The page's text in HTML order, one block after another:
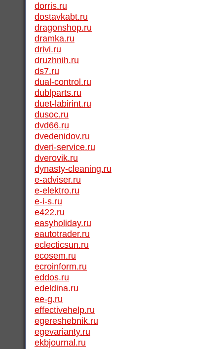
dorris.ru
dostavkabt.ru
dragonshop.ru
dramka.ru
drivi.ru
druzhnih.ru
ds7.ru
dual-control.ru
dublparts.ru
duet-labirint.ru
dusoc.ru
dvd66.ru
dvedenidov.ru
dveri-service.ru
dverovik.ru
dynasty-cleaning.ru
e-adviser.ru
e-elektro.ru
e-i-s.ru
e422.ru
easyholiday.ru
eautotrader.ru
eclecticsun.ru
ecosem.ru
ecroinform.ru
eddos.ru
edeldina.ru
ee-g.ru
effectivehelp.ru
egereshebnik.ru
egevarianty.ru
ekbjournal.ru